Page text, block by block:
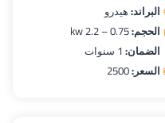
البراند:هيدرو
الحجم:0.75 – 2.2 kw
الضمان:
السعر:2500